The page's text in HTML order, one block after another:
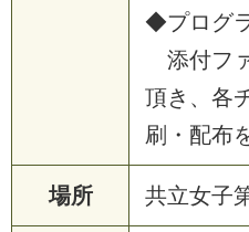
◆プロ グ
添付フ
頂き 、 各
刷 ・ 配布
場所 共立女子